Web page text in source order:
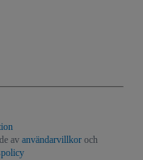
av användarvillkor och